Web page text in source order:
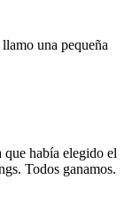
una pequeña
había elegido el
Todos ganamos.